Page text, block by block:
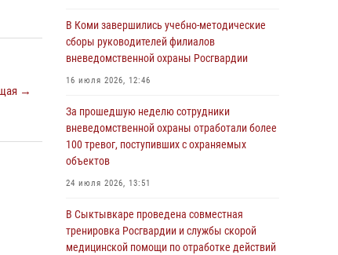
→
оружие за нарушения
02 августа 2026, 06:17
сдачи оружия
31 июля 2026, 10:55
Временно исполняющий обязанности
«Орленок»
31 июля 2026, 06:57 8
В Коми завершились учебно-методические
сборы руководителей филиалов
вневедомственной охраны Росгвардии
16 июля 2026, 12:46
За прошедшую неделю сотрудники
вневедомственной охраны отработали более
100 тревог, поступивших с охраняемых
объектов
24 июля 2026, 13:51
В Сыктывкаре проведена совместная
тренировка Росгвардии и службы скорой
медицинской помощи по отработке действий